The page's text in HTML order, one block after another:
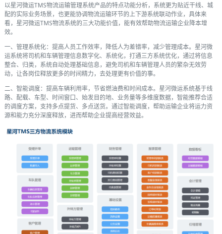
以星河微运TMS物流运输管理系统产品的特点功能分析，系统更为贴近干线、城
配的实际业务场景，也更能协调物流运输环节的上下游系统联动作业，具体来
看，星河微运TMS物流系统的三大功能价值，能有效帮助物流运输企业降本增
效。
一、管理系统化：提高人员工作效率，降低人为差错率，减少管理成本。星河微
运系统将司机和车辆管理信息数字化、系统化，打通三方系统优化，通过将信息
整合、归类，系统自动处理基础信息，避免司机和车辆管理人员的繁杂无效劳
动，让各岗位释放更多的时间精力，去处理更有价值的事。
二、智能调度：提高车辆利用率，节省燃油费和时间成本。星河微运系统基于线
路、配载、车型、时间窗口、始发目的地、业务量等多维度数据，智能推荐合适
的调度方案，支持多点提货、多点送货。通过智能调度，帮助运输企业将运力资
源和能力充分深度释放，进而帮助企业提高经营效益。